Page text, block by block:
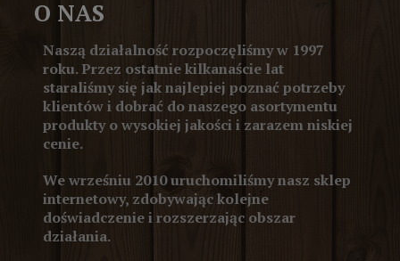
O NAS
Naszą działalność rozpoczęliśmy w 1997
roku. Przez ostatnie kilkanaście lat
staraliśmy się jak najlepiej poznać potrzeby
klientów i dobrać do naszego asortymentu
produkty o wysokiej jakości i zarazem niskiej
cenie.
We wrześniu 2010 uruchomiliśmy nasz sklep
internetowy, zdobywając kolejne
doświadczenie i rozszerzając obszar
działania.